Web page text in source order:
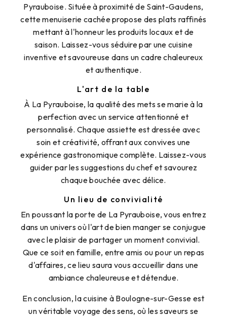
Pyrauboise. Située à proximité de Saint-Gaudens,
cette menuiserie cachée propose des plats raffinés
mettant à l'honneur les produits locaux et de
saison. Laissez-vous séduire par une cuisine
inventive et savoureuse dans un cadre chaleureux
et authentique.
L'art de la table
À La Pyrauboise, la qualité des mets se marie à la
perfection avec un service attentionné et
personnalisé. Chaque assiette est dressée avec
soin et créativité, offrant aux convives une
expérience gastronomique complète. Laissez-vous
guider par les suggestions du chef et savourez
chaque bouchée avec délice.
Un lieu de convivialité
En poussant la porte de La Pyrauboise, vous entrez
dans un univers où l'art de bien manger se conjugue
avec le plaisir de partager un moment convivial.
Que ce soit en famille, entre amis ou pour un repas
d'affaires, ce lieu saura vous accueillir dans une
ambiance chaleureuse et détendue.
En conclusion, la cuisine à Boulogne-sur-Gesse est
un véritable voyage des sens, où les saveurs se